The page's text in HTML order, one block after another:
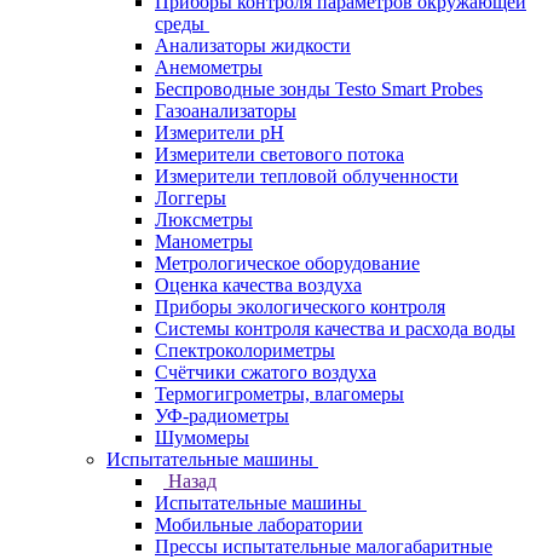
среды
Анализаторы жидкости
Анемометры
Беспроводные зонды Testo Smart Probes
Газоанализаторы
Измерители pH
Измерители светового потока
Измерители тепловой облученности
Логгеры
Люксметры
Манометры
Метрологическое оборудование
Оценка качества воздуха
Приборы экологического контроля
Системы контроля качества и расхода воды
Спектроколориметры
Счётчики сжатого воздуха
Термогигрометры, влагомеры
УФ-радиометры
Шумомеры
Испытательные машины
Назад
Испытательные машины
Мобильные лаборатории
Прессы испытательные малогабаритные